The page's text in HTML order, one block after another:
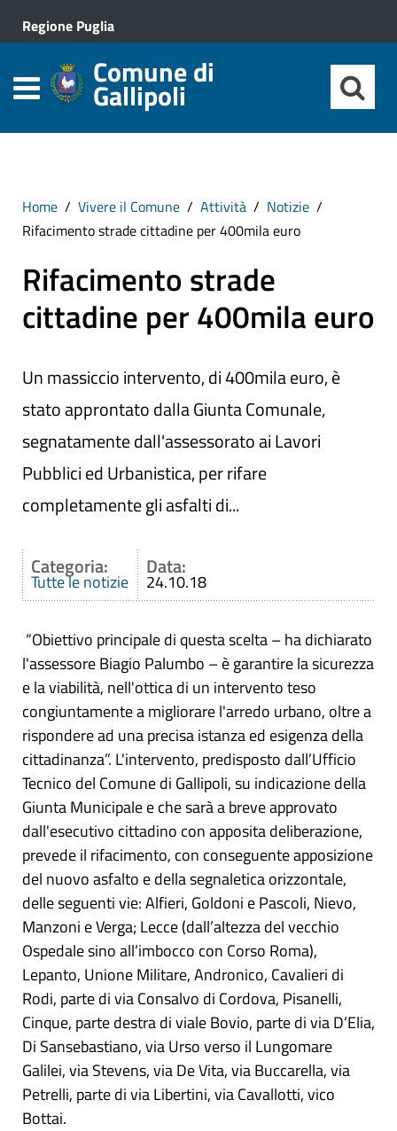
Regione Puglia
Comune di
Gallipoli
Home Vivere il Comune Attività
Notizie
Rifacimento strade cittadine per 400mila euro
Rifacimento strade
cittadine per 400mila euro
Un massiccio intervento, di 400mila euro, è
stato approntato dalla Giunta Comunale,
segnatamente dall'assessorato ai Lavori
Pubblici ed Urbanistica, per rifare
completamente gli asfalti di...
Categoria:
Tutte le notizie
Data:
24.10.18
“Obiettivo principale di questa scelta – ha dichiarato
l'assessore Biagio Palumbo – è garantire la sicurezza
e la viabilità, nell'ottica di un intervento teso
congiuntamente a migliorare l'arredo urbano, oltre a
rispondere ad una precisa istanza ed esigenza della
cittadinanza”. L'intervento, predisposto dall’Ufficio
Tecnico del Comune di Gallipoli, su indicazione della
Giunta Municipale e che sarà a breve approvato
dall'esecutivo cittadino con apposita deliberazione,
prevede il rifacimento, con conseguente apposizione
del nuovo asfalto e della segnaletica orizzontale,
delle seguenti vie: Alfieri, Goldoni e Pascoli, Nievo,
Manzoni e Verga; Lecce (dall’altezza del vecchio
Ospedale sino all’imbocco con Corso Roma),
Lepanto, Unione Militare, Andronico, Cavalieri di
Rodi, parte di via Consalvo di Cordova, Pisanelli,
Cinque, parte destra di viale Bovio, parte di via D’Elia,
Di Sansebastiano, via Urso verso il Lungomare
Galilei, via Stevens, via De Vita, via Buccarella, via
Petrelli, parte di via Libertini, via Cavallotti, vico
Bottai.